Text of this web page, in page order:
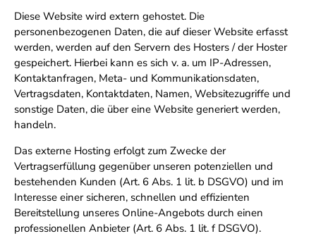
Diese Website wird extern gehostet. Die
personenbezogenen Daten, die auf dieser Website erfasst
werden, werden auf den Servern des Hosters / der Hoster
gespeichert. Hierbei kann es sich v. a. um IP-Adressen,
Kontaktanfragen, Meta- und Kommunikationsdaten,
Vertragsdaten, Kontaktdaten, Namen, Websitezugriffe und
sonstige Daten, die über eine Website generiert werden,
handeln.
Das externe Hosting erfolgt zum Zwecke der
Vertragserfüllung gegenüber unseren potenziellen und
bestehenden Kunden (Art. 6 Abs. 1 lit. b DSGVO) und im
Interesse einer sicheren, schnellen und effizienten
Bereitstellung unseres Online-Angebots durch einen
professionellen Anbieter (Art. 6 Abs. 1 lit. f DSGVO).